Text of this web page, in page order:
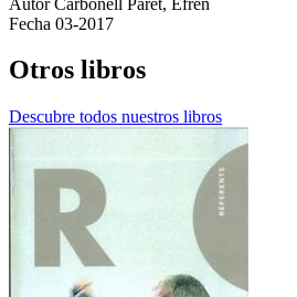
Fecha 03-2017
Otros libros
Descubre todos nuestros libros